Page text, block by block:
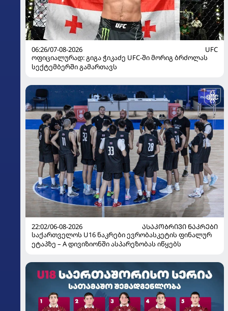
06:26/07-08-2026
UFC
ოფიციალურად: გიგა ჭიკაძე UFC-ში მორიგ ბრძოლას
სექტემბერში გამართავს
22:02/06-08-2026
ᲐᲡᲐᲙᲝᲑᲠᲘᲕᲘ ᲜᲐᲙᲠᲔᲑᲘ
საქართველოს U16 ნაკრები ევრობასკეტის ფინალურ
ეტაპზე – A დივიზიონში ასპარეზობას იწყებს